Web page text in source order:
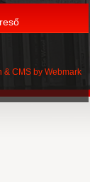
& CMS by Webmark